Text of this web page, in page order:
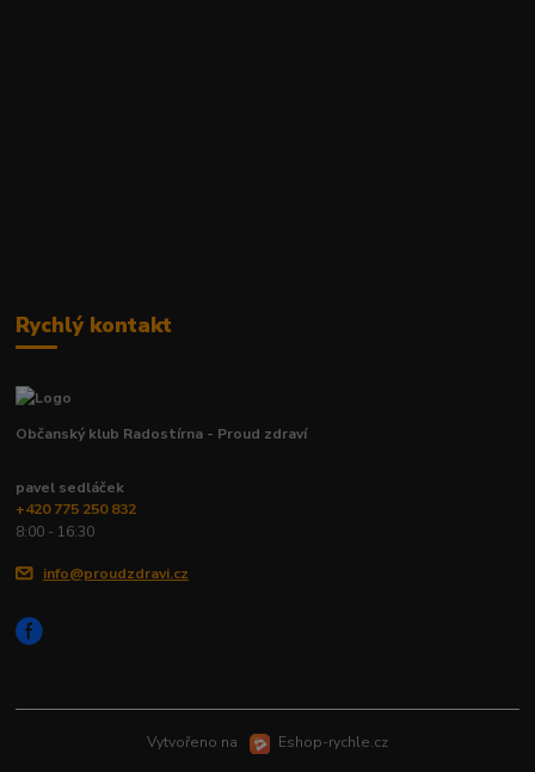
Rychlý kontakt
Občanský klub Radostírna - Proud zdraví
pavel sedláček
+420 775 250 832
8:00 - 16:30
info@proudzdravi.cz
Vytvořeno na Eshop-rychle.cz